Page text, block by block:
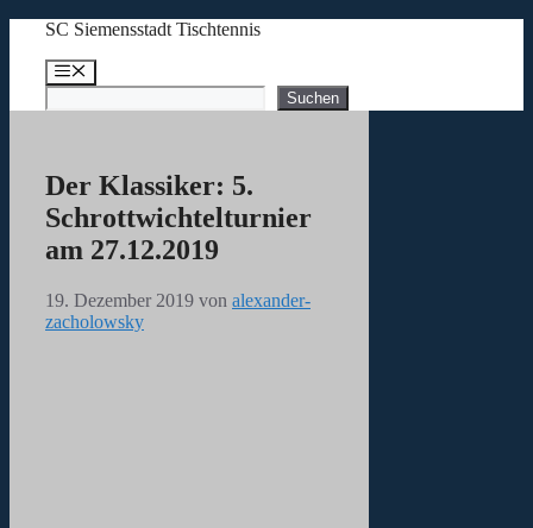
springen
SC Siemensstadt Tischtennis
Menü
Suchen Suchen
Der Klassiker: 5.
Schrottwichtelturnier
am 27.12.2019
19. Dezember 2019 von alexander-
zacholowsky